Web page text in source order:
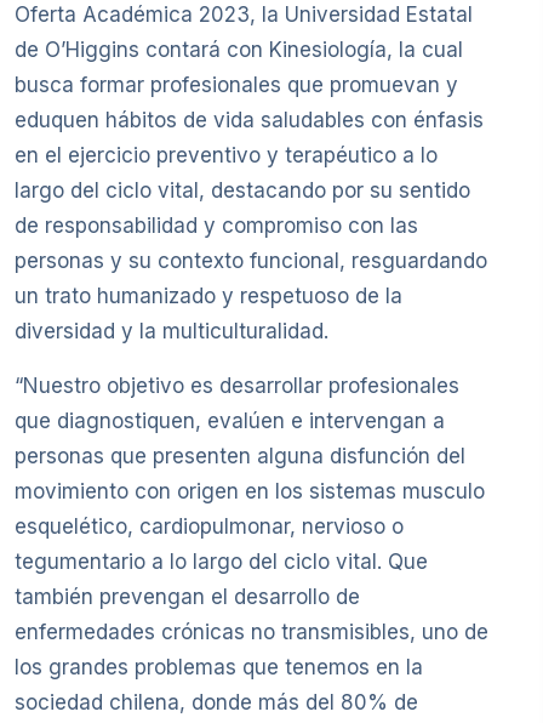
Oferta Académica 2023, la Universidad Estatal
de O’Higgins contará con Kinesiología, la cual
busca formar profesionales que promuevan y
eduquen hábitos de vida saludables con énfasis
en el ejercicio preventivo y terapéutico a lo
largo del ciclo vital, destacando por su sentido
de responsabilidad y compromiso con las
personas y su contexto funcional, resguardando
un trato humanizado y respetuoso de la
diversidad y la multiculturalidad.
“Nuestro objetivo es desarrollar profesionales
que diagnostiquen, evalúen e intervengan a
personas que presenten alguna disfunción del
movimiento con origen en los sistemas musculo
esquelético, cardiopulmonar, nervioso o
tegumentario a lo largo del ciclo vital. Que
también prevengan el desarrollo de
enfermedades crónicas no transmisibles, uno de
los grandes problemas que tenemos en la
sociedad chilena, donde más del 80% de